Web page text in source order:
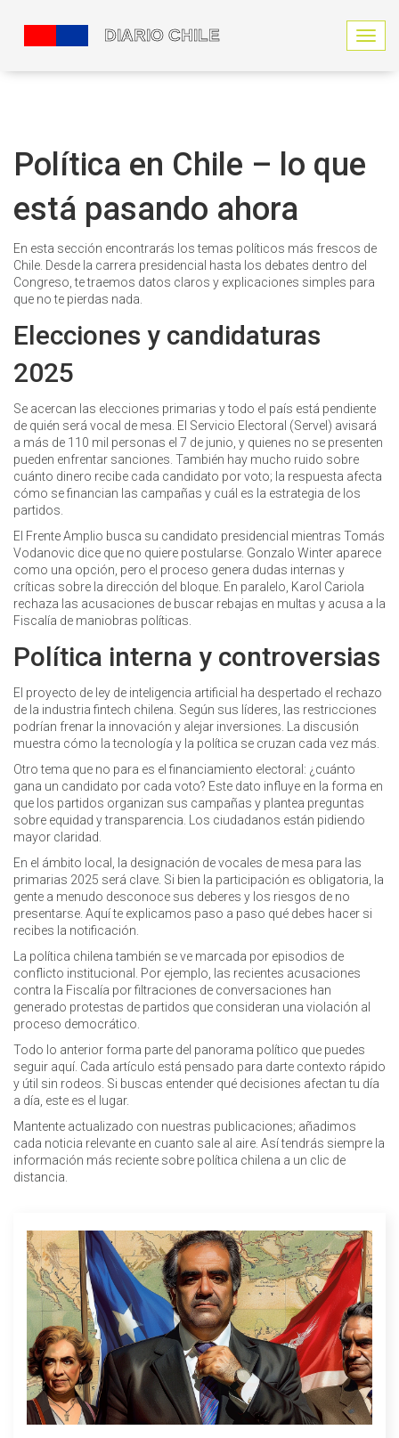
N
a
p
a
Política en Chile – lo que
está pasando ahora
En esta sección encontrarás los temas políticos más frescos de
Chile. Desde la carrera presidencial hasta los debates dentro del
Congreso, te traemos datos claros y explicaciones simples para
que no te pierdas nada.
Elecciones y candidaturas
2025
Se acercan las elecciones primarias y todo el país está pendiente
de quién será vocal de mesa. El Servicio Electoral (Servel) avisará
a más de 110 mil personas el 7 de junio, y quienes no se presenten
pueden enfrentar sanciones. También hay mucho ruido sobre
cuánto dinero recibe cada candidato por voto; la respuesta afecta
cómo se financian las campañas y cuál es la estrategia de los
partidos.
El Frente Amplio busca su candidato presidencial mientras Tomás
Vodanovic dice que no quiere postularse. Gonzalo Winter aparece
como una opción, pero el proceso genera dudas internas y
críticas sobre la dirección del bloque. En paralelo, Karol Cariola
rechaza las acusaciones de buscar rebajas en multas y acusa a la
Fiscalía de maniobras políticas.
Política interna y controversias
El proyecto de ley de inteligencia artificial ha despertado el rechazo
de la industria fintech chilena. Según sus líderes, las restricciones
podrían frenar la innovación y alejar inversiones. La discusión
muestra cómo la tecnología y la política se cruzan cada vez más.
Otro tema que no para es el financiamiento electoral: ¿cuánto
gana un candidato por cada voto? Este dato influye en la forma en
que los partidos organizan sus campañas y plantea preguntas
sobre equidad y transparencia. Los ciudadanos están pidiendo
mayor claridad.
En el ámbito local, la designación de vocales de mesa para las
primarias 2025 será clave. Si bien la participación es obligatoria, la
gente a menudo desconoce sus deberes y los riesgos de no
presentarse. Aquí te explicamos paso a paso qué debes hacer si
recibes la notificación.
La política chilena también se ve marcada por episodios de
conflicto institucional. Por ejemplo, las recientes acusaciones
contra la Fiscalía por filtraciones de conversaciones han
generado protestas de partidos que consideran una violación al
proceso democrático.
Todo lo anterior forma parte del panorama político que puedes
seguir aquí. Cada artículo está pensado para darte contexto rápido
y útil sin rodeos. Si buscas entender qué decisiones afectan tu día
a día, este es el lugar.
Mantente actualizado con nuestras publicaciones; añadimos
cada noticia relevante en cuanto sale al aire. Así tendrás siempre la
información más reciente sobre política chilena a un clic de
distancia.